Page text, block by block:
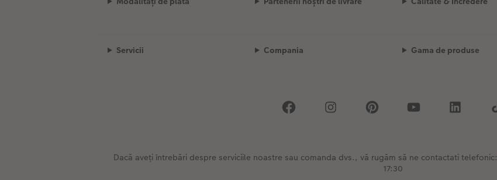
Servicii Compania Gama de produse
Dacă aveți întrebări despre serviciile noastre sau comanda dvs., vă rugăm să ne contactati telefonic:
17:30